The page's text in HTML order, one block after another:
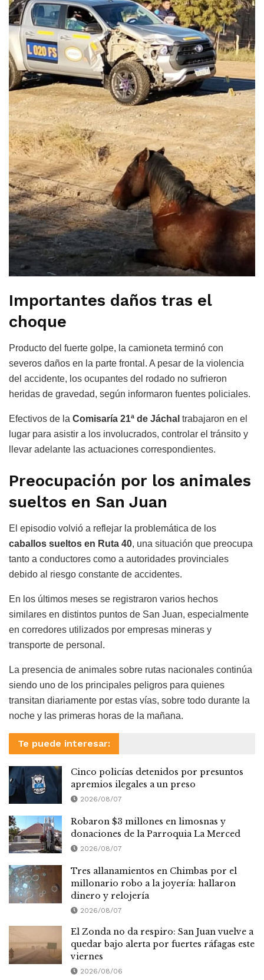
Importantes daños tras el
choque
Producto del fuerte golpe, la camioneta terminó con
severos daños en la parte frontal. A pesar de la violencia
del accidente, los ocupantes del rodado no sufrieron
heridas de gravedad, según informaron fuentes policiales.
Efectivos de la Comisaría 21ª de Jáchal trabajaron en el
lugar para asistir a los involucrados, controlar el tránsito y
llevar adelante las actuaciones correspondientes.
Preocupación por los animales
sueltos en San Juan
El episodio volvió a reflejar la problemática de los
caballos sueltos en Ruta 40, una situación que preocupa
tanto a conductores como a autoridades provinciales
debido al riesgo constante de accidentes.
En los últimos meses se registraron varios hechos
similares en distintos puntos de San Juan, especialmente
en corredores utilizados por empresas mineras y
transporte de personal.
La presencia de animales sobre rutas nacionales continúa
siendo uno de los principales peligros para quienes
transitan diariamente por estas vías, sobre todo durante la
noche y las primeras horas de la mañana.
Te puede interesar:
Cinco policías detenidos por presuntos
apremios ilegales a un preso
2026/08/07
Robaron $3 millones en limosnas y
donaciones de la Parroquia La Merced
2026/08/07
Tres allanamientos en Chimbas por el
millonario robo a la joyería: hallaron
dinero y relojería
2026/08/07
El Zonda no da respiro: San Juan vuelve a
quedar bajo alerta por fuertes ráfagas este
viernes
2026/08/06